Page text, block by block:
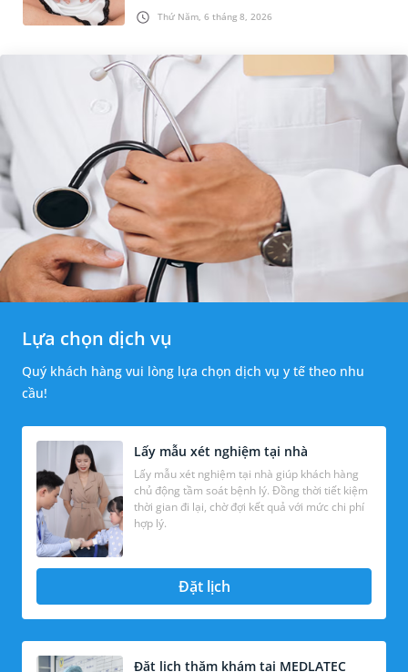
Thứ Năm, 6 tháng 8, 2026
quá trình sinh nở. Thế nhưng, khoảng thời
gian từ lúc xuất hiện nút...
Lựa chọn dịch vụ
Quý khách hàng vui lòng lựa chọn dịch vụ y tế theo nhu
cầu!
Lấy mẫu xét nghiệm tại nhà
Lấy mẫu xét nghiệm tại nhà giúp khách hàng
chủ động tầm soát bệnh lý. Đồng thời tiết kiệm
thời gian đi lại, chờ đợi kết quả với mức chi phí
hợp lý.
Đặt lịch
Đặt lịch thăm khám tại MEDLATEC